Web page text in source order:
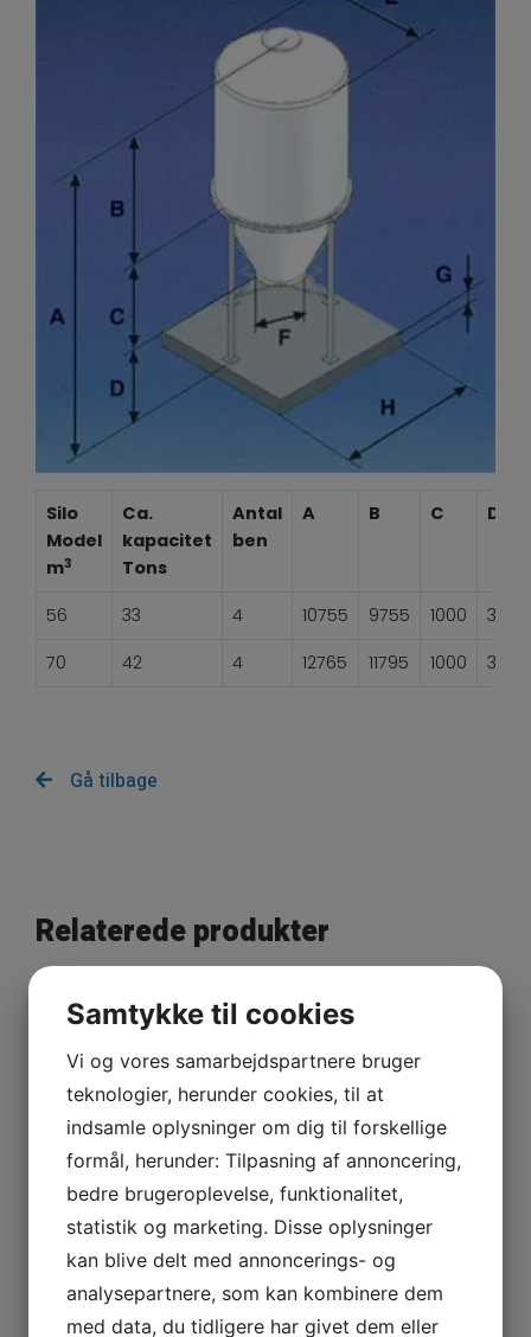
Silo
Model
m3
Ca.
kapacitet
Tons
Antal
ben
A B C D
56 33 4 10755 9755 1000
3000
70
42 4 12765 11795 1000 3000
Gå tilbage
Relaterede produkter
Samtykke til cookies
Vi og vores samarbejdspartnere bruger
teknologier, herunder cookies, til at
indsamle oplysninger om dig til forskellige
formål, herunder: Tilpasning af annoncering,
bedre brugeroplevelse, funktionalitet,
statistik og marketing. Disse oplysninger
kan blive delt med annoncerings- og
analysepartnere, som kan kombinere dem
med data, du tidligere har givet dem eller